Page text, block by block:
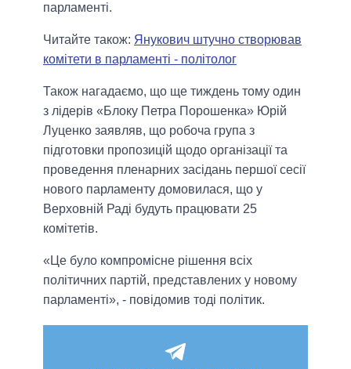
парламенті.
Читайте також: Янукович штучно створював
комітети в парламенті - політолог
Також нагадаємо, що ще тиждень тому один
з лідерів «Блоку Петра Порошенка» Юрій
Луценко заявляв, що робоча група з
підготовки пропозицій щодо організації та
проведення пленарних засідань першої сесії
нового парламенту домовилася, що у
Верховній Раді будуть працювати 25
комітетів.
«Це було компромісне рішення всіх
політичних партій, представлених у новому
парламенті», - повідомив тоді політик.